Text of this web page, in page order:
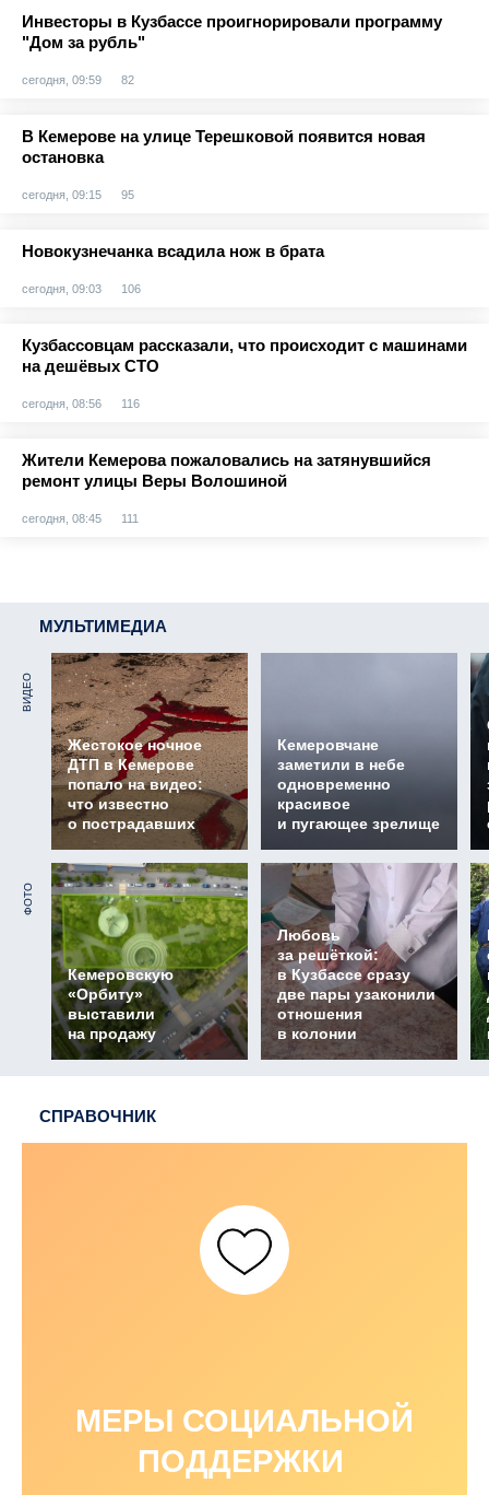
Инвесторы в Кузбассе проигнорировали программу
"Дом за рубль"
сегодня, 09:59 82
В Кемерове на улице Терешковой появится новая
остановка
сегодня, 09:15 95
Новокузнечанка всадила нож в брата
сегодня, 09:03 106
Кузбассовцам рассказали, что происходит с машинами
на дешёвых СТО
сегодня, 08:56 116
Жители Кемерова пожаловались на затянувшийся
ремонт улицы Веры Волошиной
сегодня, 08:45 111
МУЛЬТИМЕДИА
ВИДЕО
Жестокое ночное
ДТП в Кемерове
попало на видео:
что известно
о пострадавших
Кемеровчане
заметили в небе
одновременно
красивое
и пугающее зрелище
ФОТО
Кемеровскую
«Орбиту»
выставили
на продажу
Любовь
за решёткой:
в Кузбассе сразу
две пары узаконили
отношения
в колонии
СПРАВОЧНИК
МЕРЫ СОЦИАЛЬНОЙ
ПОДДЕРЖКИ